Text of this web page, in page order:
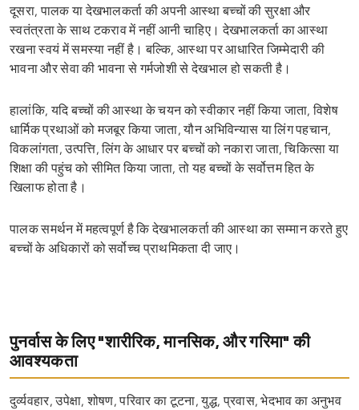
दूसरा, पालक या देखभालकर्ता की अपनी आस्था बच्चों की सुरक्षा और
स्वतंत्रता के साथ टकराव में नहीं आनी चाहिए। देखभालकर्ता का आस्था
रखना स्वयं में समस्या नहीं है। बल्कि, आस्था पर आधारित जिम्मेदारी की
भावना और सेवा की भावना से गर्मजोशी से देखभाल हो सकती है।
हालांकि, यदि बच्चों की आस्था के चयन को स्वीकार नहीं किया जाता, विशेष
धार्मिक प्रथाओं को मजबूर किया जाता, यौन अभिविन्यास या लिंग पहचान,
विकलांगता, उत्पत्ति, लिंग के आधार पर बच्चों को नकारा जाता, चिकित्सा या
शिक्षा की पहुंच को सीमित किया जाता, तो यह बच्चों के सर्वोत्तम हित के
खिलाफ होता है।
पालक समर्थन में महत्वपूर्ण है कि देखभालकर्ता की आस्था का सम्मान करते हुए
बच्चों के अधिकारों को सर्वोच्च प्राथमिकता दी जाए।
पुनर्वास के लिए "शारीरिक, मानसिक, और गरिमा" की
आवश्यकता
दुर्व्यवहार, उपेक्षा, शोषण, परिवार का टूटना, युद्ध, प्रवास, भेदभाव का अनुभव